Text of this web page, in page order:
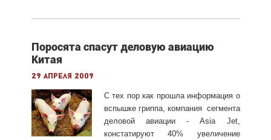
Поросята спасут деловую авиацию
Китая
29 апреля 2009
С тех пор как прошла информация о
вспышке гриппа, компания сегмента
деловой авиации - Asia Jet,
констатируют 40% увеличение